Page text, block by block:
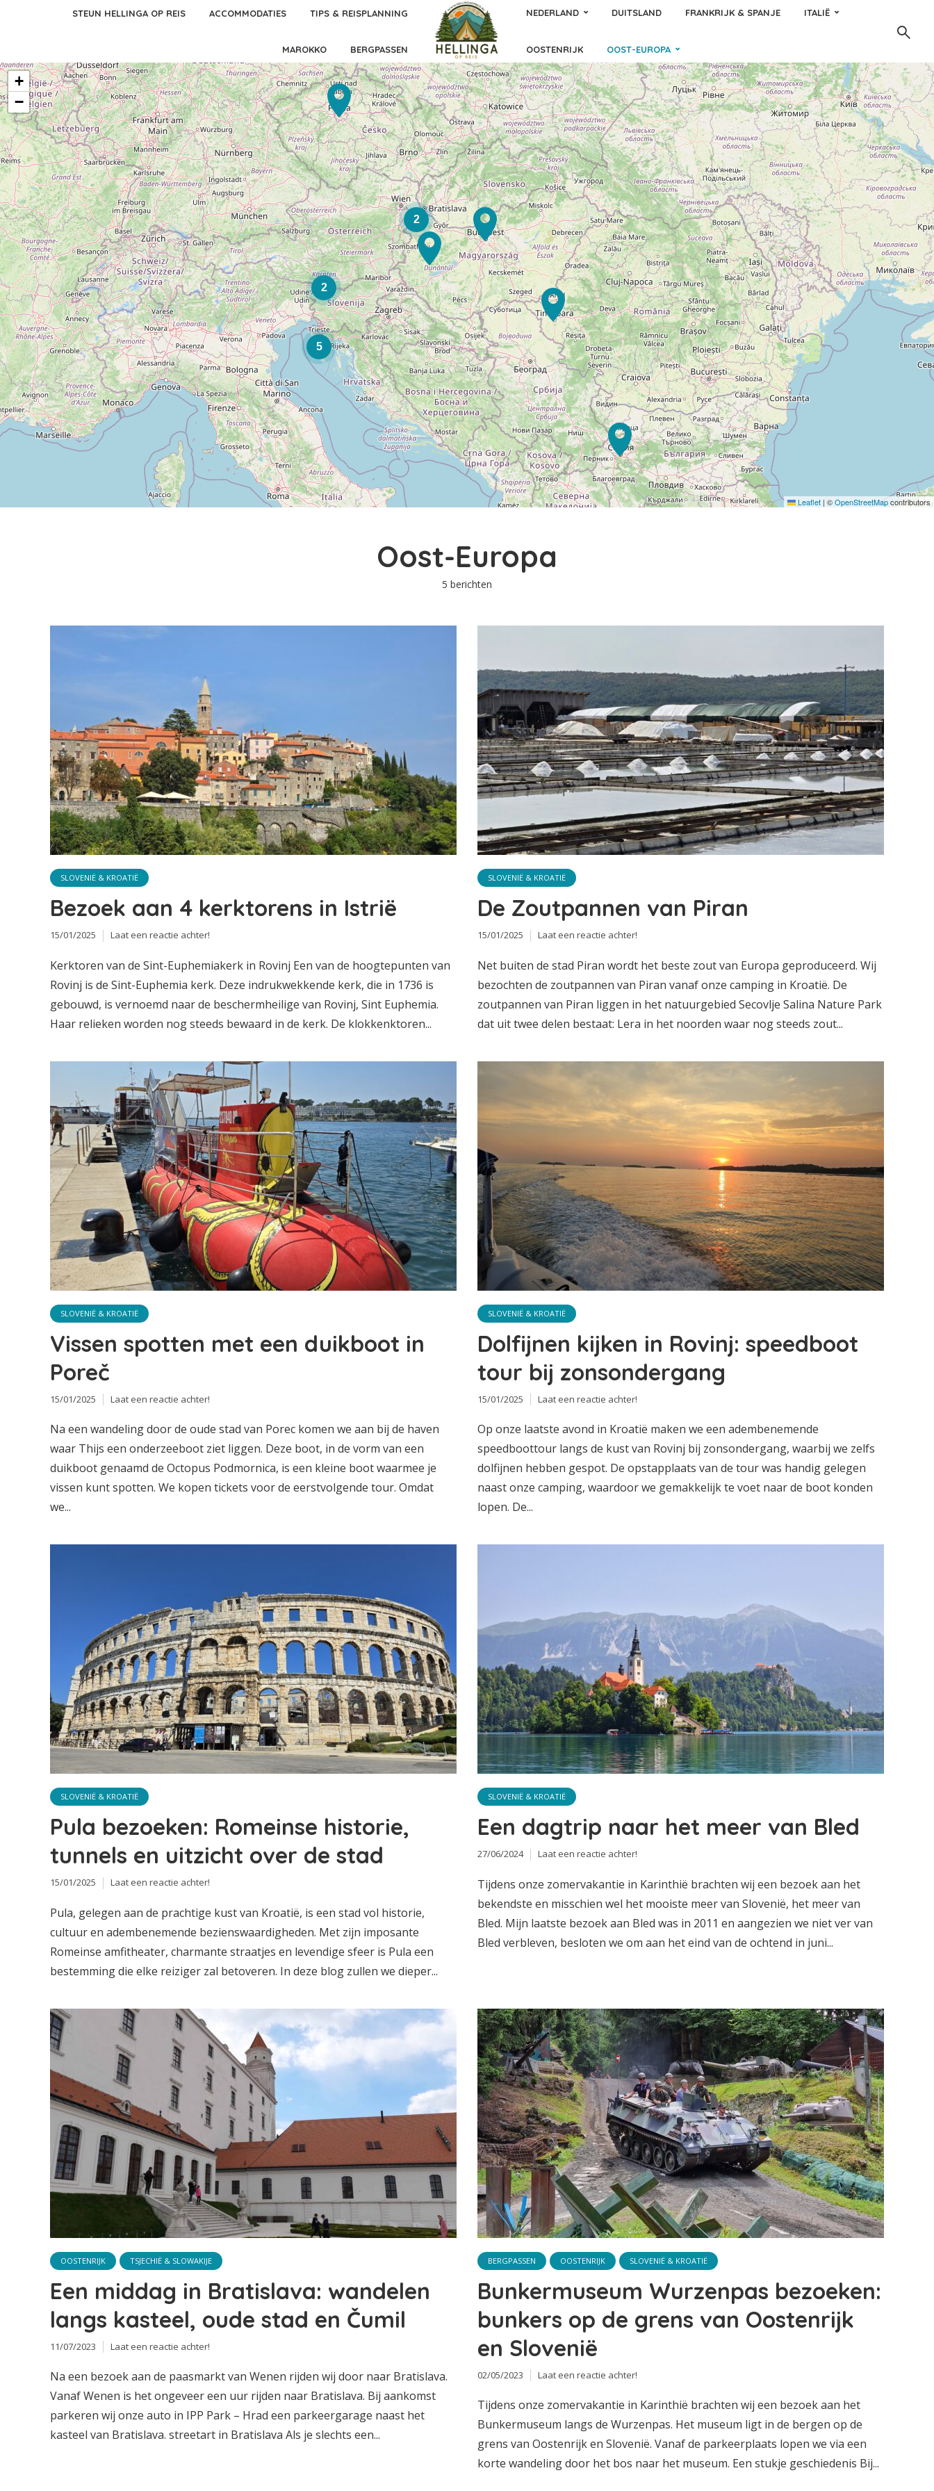
STEUN HELLINGA OP REIS ACCOMMODATIES TIPS & REISPLANNING
MAROKKO BERGPASSEN
NEDERLAND DUITSLAND FRANKRIJK & SPANJE ITALIË
OOSTENRIJK OOST-EUROPA
2
2
5
+
−
Leaflet | ©OpenStreetMapcontributors
Oost-Europa
5 berichten
SLOVENIË & KROATIË
Bezoek aan 4 kerktorens in Istrië
15/01/2025 Laat een reactie achter!
Kerktoren van de Sint-Euphemiakerk in Rovinj Een van de hoogtepunten van
Rovinj is de Sint-Euphemia kerk. Deze indrukwekkende kerk, die in 1736 is
gebouwd, is vernoemd naar de beschermheilige van Rovinj, Sint Euphemia.
Haar relieken worden nog steeds bewaard in de kerk. De klokkenktoren...
SLOVENIË & KROATIË
De Zoutpannen van Piran
15/01/2025 Laat een reactie achter!
Net buiten de stad Piran wordt het beste zout van Europa geproduceerd. Wij
bezochten de zoutpannen van Piran vanaf onze camping in Kroatië. De
zoutpannen van Piran liggen in het natuurgebied Secovlje Salina Nature Park
dat uit twee delen bestaat: Lera in het noorden waar nog steeds zout...
SLOVENIË & KROATIË
Vissen spotten met een duikboot in
Poreč
15/01/2025 Laat een reactie achter!
Na een wandeling door de oude stad van Porec komen we aan bij de haven
waar Thijs een onderzeeboot ziet liggen. Deze boot, in de vorm van een
duikboot genaamd de Octopus Podmornica, is een kleine boot waarmee je
vissen kunt spotten. We kopen tickets voor de eerstvolgende tour. Omdat
we...
SLOVENIË & KROATIË
Dolfijnen kijken in Rovinj: speedboot
tour bij zonsondergang
15/01/2025 Laat een reactie achter!
Op onze laatste avond in Kroatië maken we een adembenemende
speedboottour langs de kust van Rovinj bij zonsondergang, waarbij we zelfs
dolfijnen hebben gespot. De opstapplaats van de tour was handig gelegen
naast onze camping, waardoor we gemakkelijk te voet naar de boot konden
lopen. De...
SLOVENIË & KROATIË
Pula bezoeken: Romeinse historie,
tunnels en uitzicht over de stad
15/01/2025 Laat een reactie achter!
Pula, gelegen aan de prachtige kust van Kroatië, is een stad vol historie,
cultuur en adembenemende bezienswaardigheden. Met zijn imposante
Romeinse amfitheater, charmante straatjes en levendige sfeer is Pula een
bestemming die elke reiziger zal betoveren. In deze blog zullen we dieper...
SLOVENIË & KROATIË
Een dagtrip naar het meer van Bled
27/06/2024 Laat een reactie achter!
Tijdens onze zomervakantie in Karinthië brachten wij een bezoek aan het
bekendste en misschien wel het mooiste meer van Slovenië, het meer van
Bled. Mijn laatste bezoek aan Bled was in 2011 en aangezien we niet ver van
Bled verbleven, besloten we om aan het eind van de ochtend in juni...
OOSTENRIJK TSJECHIË & SLOWAKIJE
Een middag in Bratislava: wandelen
langs kasteel, oude stad en Čumil
11/07/2023 Laat een reactie achter!
Na een bezoek aan de paasmarkt van Wenen rijden wij door naar Bratislava.
Vanaf Wenen is het ongeveer een uur rijden naar Bratislava. Bij aankomst
parkeren wij onze auto in IPP Park – Hrad een parkeergarage naast het
kasteel van Bratislava. streetart in Bratislava Als je slechts een...
BERGPASSEN OOSTENRIJK SLOVENIË & KROATIË
Bunkermuseum Wurzenpas bezoeken:
bunkers op de grens van Oostenrijk
en Slovenië
02/05/2023 Laat een reactie achter!
Tijdens onze zomervakantie in Karinthië brachten wij een bezoek aan het
Bunkermuseum langs de Wurzenpas. Het museum ligt in de bergen op de
grens van Oostenrijk en Slovenië. Vanaf de parkeerplaats lopen we via een
korte wandeling door het bos naar het museum. Een stukje geschiedenis Bij...